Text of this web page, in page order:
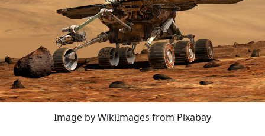
Image by WikiImages from Pixabay